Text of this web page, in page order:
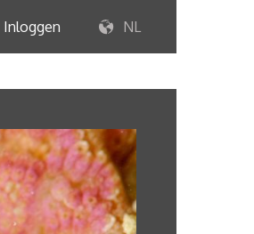
Inloggen NL